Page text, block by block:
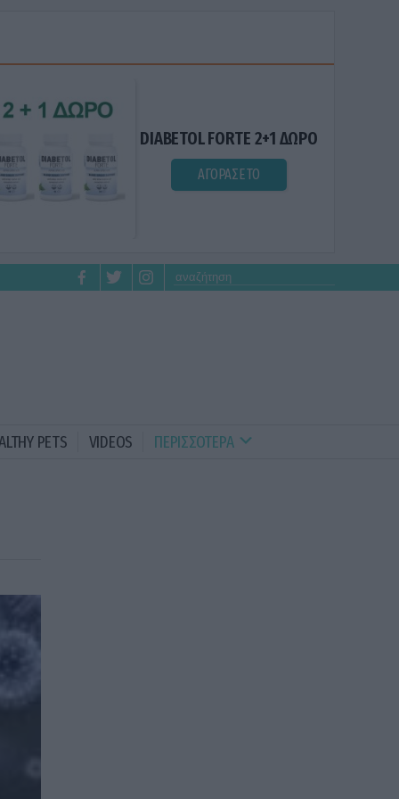
DIABETOL FORTE 2+1 ΔΩΡΟ
ΑΓΟΡΑΣΕ ΤΟ
PETS VIDEOS ΠΕΡΙΣΣΟΤΕΡΑ